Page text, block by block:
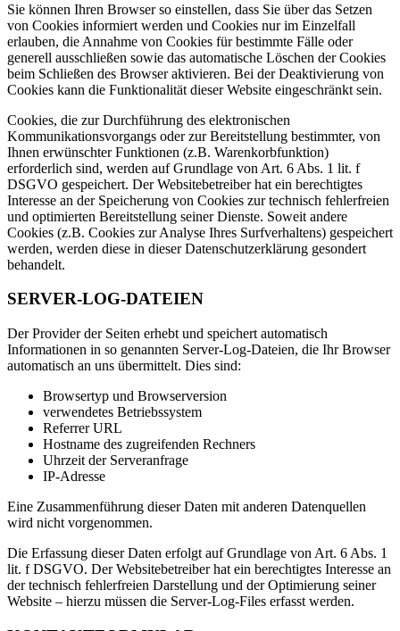
Sie können Ihren Browser so einstellen, dass Sie über das Setzen
von Cookies informiert werden und Cookies nur im Einzelfall
erlauben, die Annahme von Cookies für bestimmte Fälle oder
generell ausschließen sowie das automatische Löschen der Cookies
beim Schließen des Browser aktivieren. Bei der Deaktivierung von
Cookies kann die Funktionalität dieser Website eingeschränkt sein.
Cookies, die zur Durchführung des elektronischen
Kommunikationsvorgangs oder zur Bereitstellung bestimmter, von
Ihnen erwünschter Funktionen (z.B. Warenkorbfunktion)
erforderlich sind, werden auf Grundlage von Art. 6 Abs. 1 lit. f
DSGVO gespeichert. Der Websitebetreiber hat ein berechtigtes
Interesse an der Speicherung von Cookies zur technisch fehlerfreien
und optimierten Bereitstellung seiner Dienste. Soweit andere
Cookies (z.B. Cookies zur Analyse Ihres Surfverhaltens) gespeichert
werden, werden diese in dieser Datenschutzerklärung gesondert
behandelt.
SERVER-LOG-DATEIEN
Der Provider der Seiten erhebt und speichert automatisch
Informationen in so genannten Server-Log-Dateien, die Ihr Browser
automatisch an uns übermittelt. Dies sind:
Browsertyp und Browserversion
verwendetes Betriebssystem
Referrer URL
Hostname des zugreifenden Rechners
Uhrzeit der Serveranfrage
IP-Adresse
Eine Zusammenführung dieser Daten mit anderen Datenquellen
wird nicht vorgenommen.
Die Erfassung dieser Daten erfolgt auf Grundlage von Art. 6 Abs. 1
lit. f DSGVO. Der Websitebetreiber hat ein berechtigtes Interesse an
der technisch fehlerfreien Darstellung und der Optimierung seiner
Website – hierzu müssen die Server-Log-Files erfasst werden.